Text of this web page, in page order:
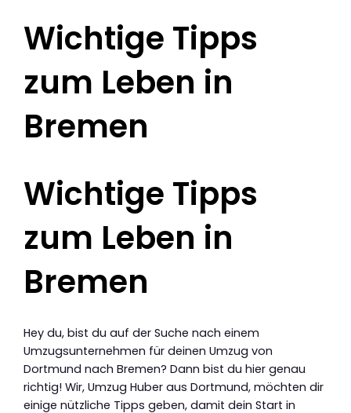
Wichtige Tipps
zum Leben in
Bremen
Wichtige Tipps
zum Leben in
Bremen
Hey du, bist du auf der Suche nach einem
Umzugsunternehmen für deinen Umzug von
Dortmund nach Bremen? Dann bist du hier genau
richtig! Wir, Umzug Huber aus Dortmund, möchten dir
einige nützliche Tipps geben, damit dein Start in